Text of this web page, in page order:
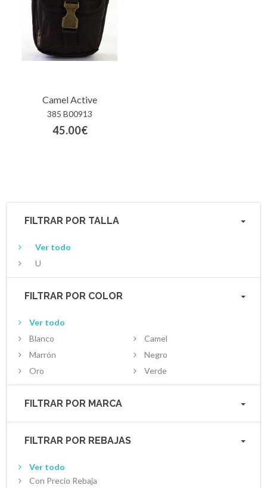
Camel Active
385 B00913
45.00€
FILTRAR POR TALLA
Ver todo
U
FILTRAR POR COLOR
Ver todo
Blanco
Camel
Marrón
Negro
Oro
Verde
FILTRAR POR MARCA
FILTRAR POR REBAJAS
Ver todo
Con Precio Rebaja